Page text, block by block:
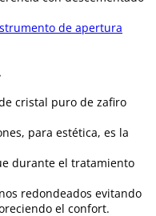
de apertura
cristal puro de zafiro
para estética, es la
durante el tratamiento
redondeados evitando
el confort.